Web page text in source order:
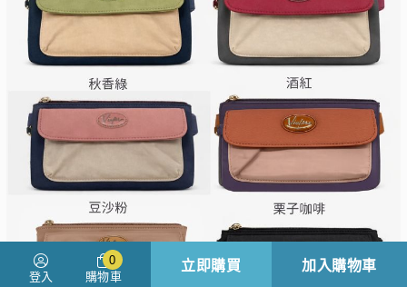
登入 購物車
0 立即購買 加入購物車